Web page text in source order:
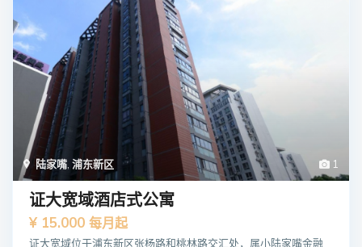
1
陆家嘴, 浦东新区
证大宽域酒店式公寓
¥ 15.000 每月起
证大宽域位于浦东新区张杨路和桃林路交汇处，属小陆家嘴金融